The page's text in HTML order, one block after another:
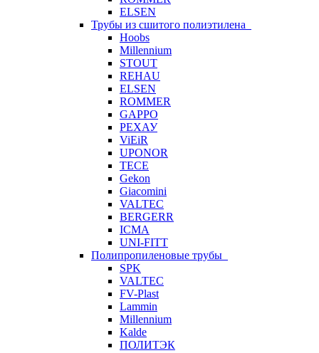
ELSEN
Трубы из сшитого полиэтилена
Hoobs
Millennium
STOUT
REHAU
ELSEN
ROMMER
GAPPO
РЕХАУ
ViEiR
UPONOR
TECE
Gekon
Giacomini
VALTEC
BERGERR
ICMA
UNI-FITT
Полипропиленовые трубы
SPK
VALTEC
FV-Plast
Lammin
Millennium
Kalde
ПОЛИТЭК